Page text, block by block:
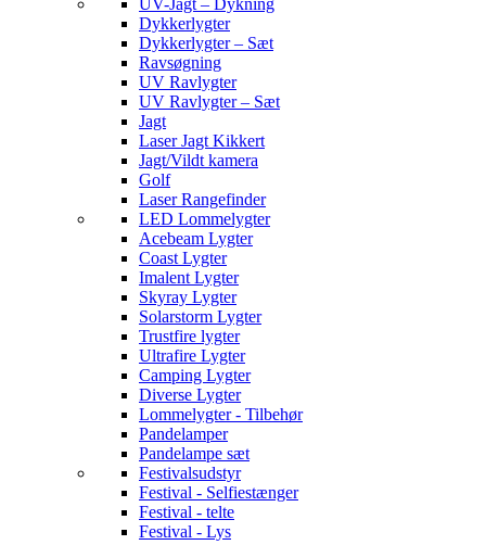
UV-Jagt – Dykning
Dykkerlygter
Dykkerlygter – Sæt
Ravsøgning
UV Ravlygter
UV Ravlygter – Sæt
Jagt
Laser Jagt Kikkert
Jagt/Vildt kamera
Golf
Laser Rangefinder
LED Lommelygter
Acebeam Lygter
Coast Lygter
Imalent Lygter
Skyray Lygter
Solarstorm Lygter
Trustfire lygter
Ultrafire Lygter
Camping Lygter
Diverse Lygter
Lommelygter - Tilbehør
Pandelamper
Pandelampe sæt
Festivalsudstyr
Festival - Selfiestænger
Festival - telte
Festival - Lys